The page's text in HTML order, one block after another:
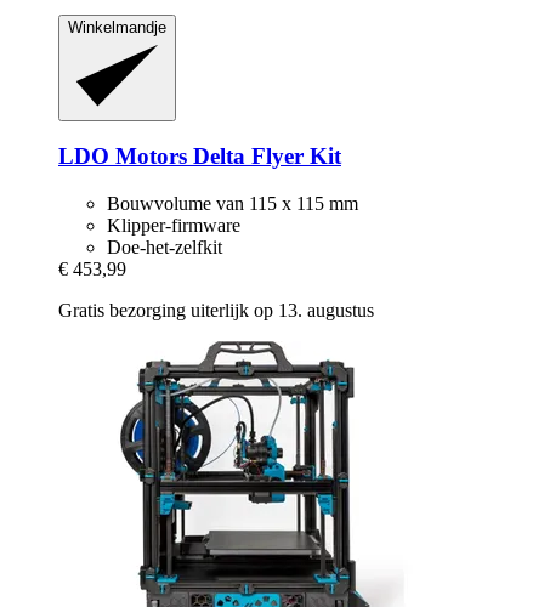
Winkelmandje
LDO Motors Delta Flyer Kit
Bouwvolume van 115 x 115 mm
Klipper-firmware
Doe-het-zelfkit
€ 453,99
Gratis bezorging uiterlijk op 13. augustus